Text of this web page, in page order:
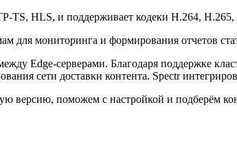
TS, HLS, и поддерживает кодеки H.264,
для мониторинга и формирования отчетов
Edge-серверами. Благодаря поддержке
сети доставки контента. Spectr
версию, поможем с настройкой и подберём